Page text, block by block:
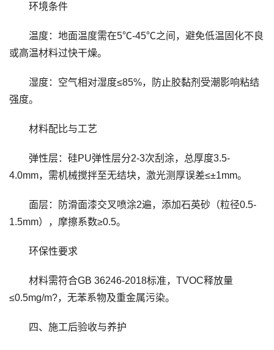
环境条件
温度：地面温度需在5℃-45℃之间，避免低温固化不良
或高温材料过快干燥。
湿度：空气相对湿度≤85%，防止胶黏剂受潮影响粘结
强度。
材料配比与工艺
弹性层：硅PU弹性层分2-3次刮涂，总厚度3.5-
4.0mm，需机械搅拌至无结块，激光测厚误差≤±1mm。
面层：防滑面漆交叉喷涂2遍，添加石英砂（粒径0.5-
1.5mm），摩擦系数≥0.5。
环保性要求
材料需符合GB 36246-2018标准，TVOC释放量
≤0.5mg/m?，无苯系物及重金属污染。
四、施工后验收与养护